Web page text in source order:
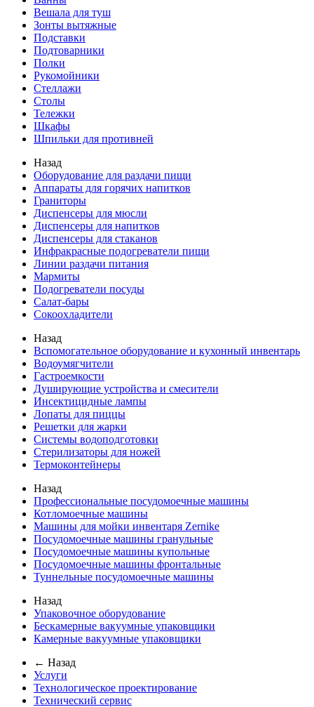
Вешала для туш
Зонты вытяжные
Подставки
Подтоварники
Полки
Рукомойники
Стеллажи
Столы
Тележки
Шкафы
Шпильки для противней
Назад
Оборудование для раздачи пищи
Аппараты для горячих напитков
Граниторы
Диспенсеры для мюсли
Диспенсеры для напитков
Диспенсеры для стаканов
Инфракрасные подогреватели пищи
Линии раздачи питания
Мармиты
Подогреватели посуды
Салат-бары
Сокоохладители
Назад
Вспомогательное оборудование и кухонный инвентарь
Водоумягчители
Гастроемкости
Душирующие устройства и смесители
Инсектицидные лампы
Лопаты для пиццы
Решетки для жарки
Системы водоподготовки
Стерилизаторы для ножей
Термоконтейнеры
Назад
Профессиональные посудомоечные машины
Котломоечные машины
Машины для мойки инвентаря Zernike
Посудомоечные машины гранульные
Посудомоечные машины купольные
Посудомоечные машины фронтальные
Туннельные посудомоечные машины
Назад
Упаковочное оборудование
Бескамерные вакуумные упаковщики
Камерные вакуумные упаковщики
← Назад
Услуги
Технологическое проектирование
Технический сервис